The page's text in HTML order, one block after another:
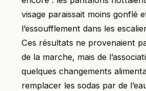
visage paraissait moins gonflé
l’essoufflement dans les
Ces résultats ne provenaient
de la marche, mais de
quelques changements
remplacer les sodas par de